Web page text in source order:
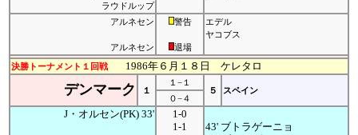
ラウドルップ
アルネセン
アルネセン
警告
退場
エデル
ヤコブス
決勝トーナメント１回戦 1986年６月１８日 ケレタロ
デンマーク １
１−１
５
スペイン
０−４
J・オルセン(PK) 33'
1-0
1-1
43' ブトラゲーニョ